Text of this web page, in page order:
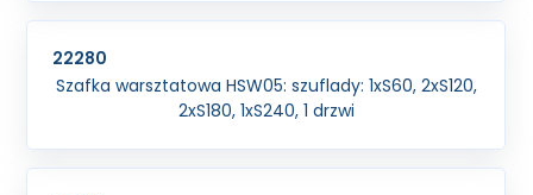
22280
Szafka warsztatowa HSW05: szuflady: 1xS60, 2xS120,
2xS180, 1xS240, 1 drzwi